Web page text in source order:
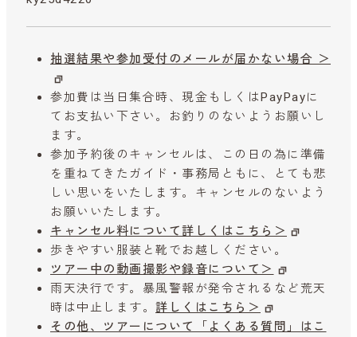
抽選結果や参加受付のメールが届かない場合 ＞
参加費は当日集合時、現金もしくはPayPayに
てお支払い下さい。お釣りのないようお願いし
ます。
参加予約後のキャンセルは、この日の為に準備
を重ねてきたガイド・事務局ともに、とても悲
しい思いをいたします。キャンセルのないよう
お願いいたします。
キャンセル料について詳しくはこちら＞
歩きやすい服装と靴でお越しください。
ツアー中の動画撮影や録音について＞
雨天決行です。暴風警報が発令されるなど荒天
時は中止します。 詳しくはこちら＞
その他、ツアーについて「よくある質問」はこ